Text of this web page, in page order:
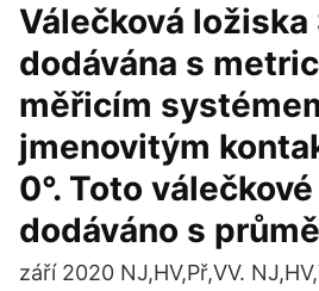
Válečková ložiska
dodávána s
měřicím
jmenovitým
0°. Toto
dodáváno s
září 2020 NJ,HV,Př,VV.